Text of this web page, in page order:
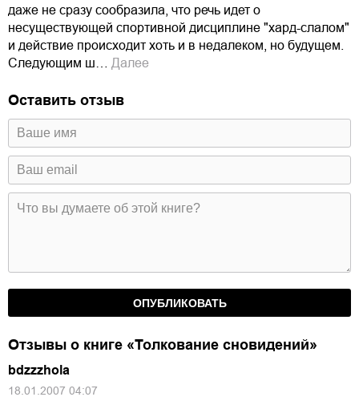
даже не сразу сообразила, что речь идет о
несуществующей спортивной дисциплине "хард-слалом"
и действие происходит хоть и в недалеком, но будущем.
Следующим ш…
Далее
Оставить отзыв
Отзывы о книге «Толкование сновидений»
bdzzzhola
18.01.2007 04:07